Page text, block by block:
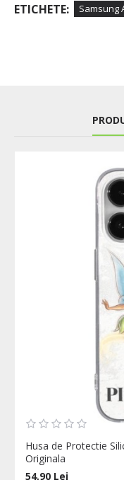
ETICHETE: Samsung
Husa de Protectie
Originala
54,90 Lei